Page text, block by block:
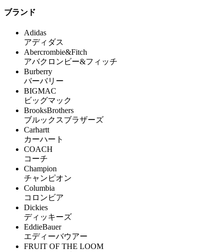
ブランド
Adidas
アディダス
Abercrombie&Fitch
アバクロンビー&フィッチ
Burberry
バーバリー
BIGMAC
ビッグマック
BrooksBrothers
ブルックスブラザーズ
Carhartt
カーハート
COACH
コーチ
Champion
チャンピオン
Columbia
コロンビア
Dickies
ディッキーズ
EddieBauer
エディーバウアー
FRUIT OF THE LOOM